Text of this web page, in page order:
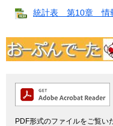
統計表 第10章 情
PDF形式のファイルをご覧い